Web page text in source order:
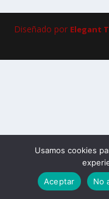
Diseñado por Elegant
Usamos cookies
Aceptar
No